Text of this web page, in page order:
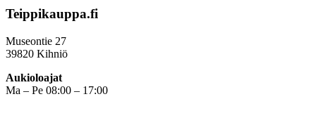
Teippikauppa.fi
Museontie 27
39820 Kihniö
Aukioloajat
Ma – Pe 08:00 – 17:00